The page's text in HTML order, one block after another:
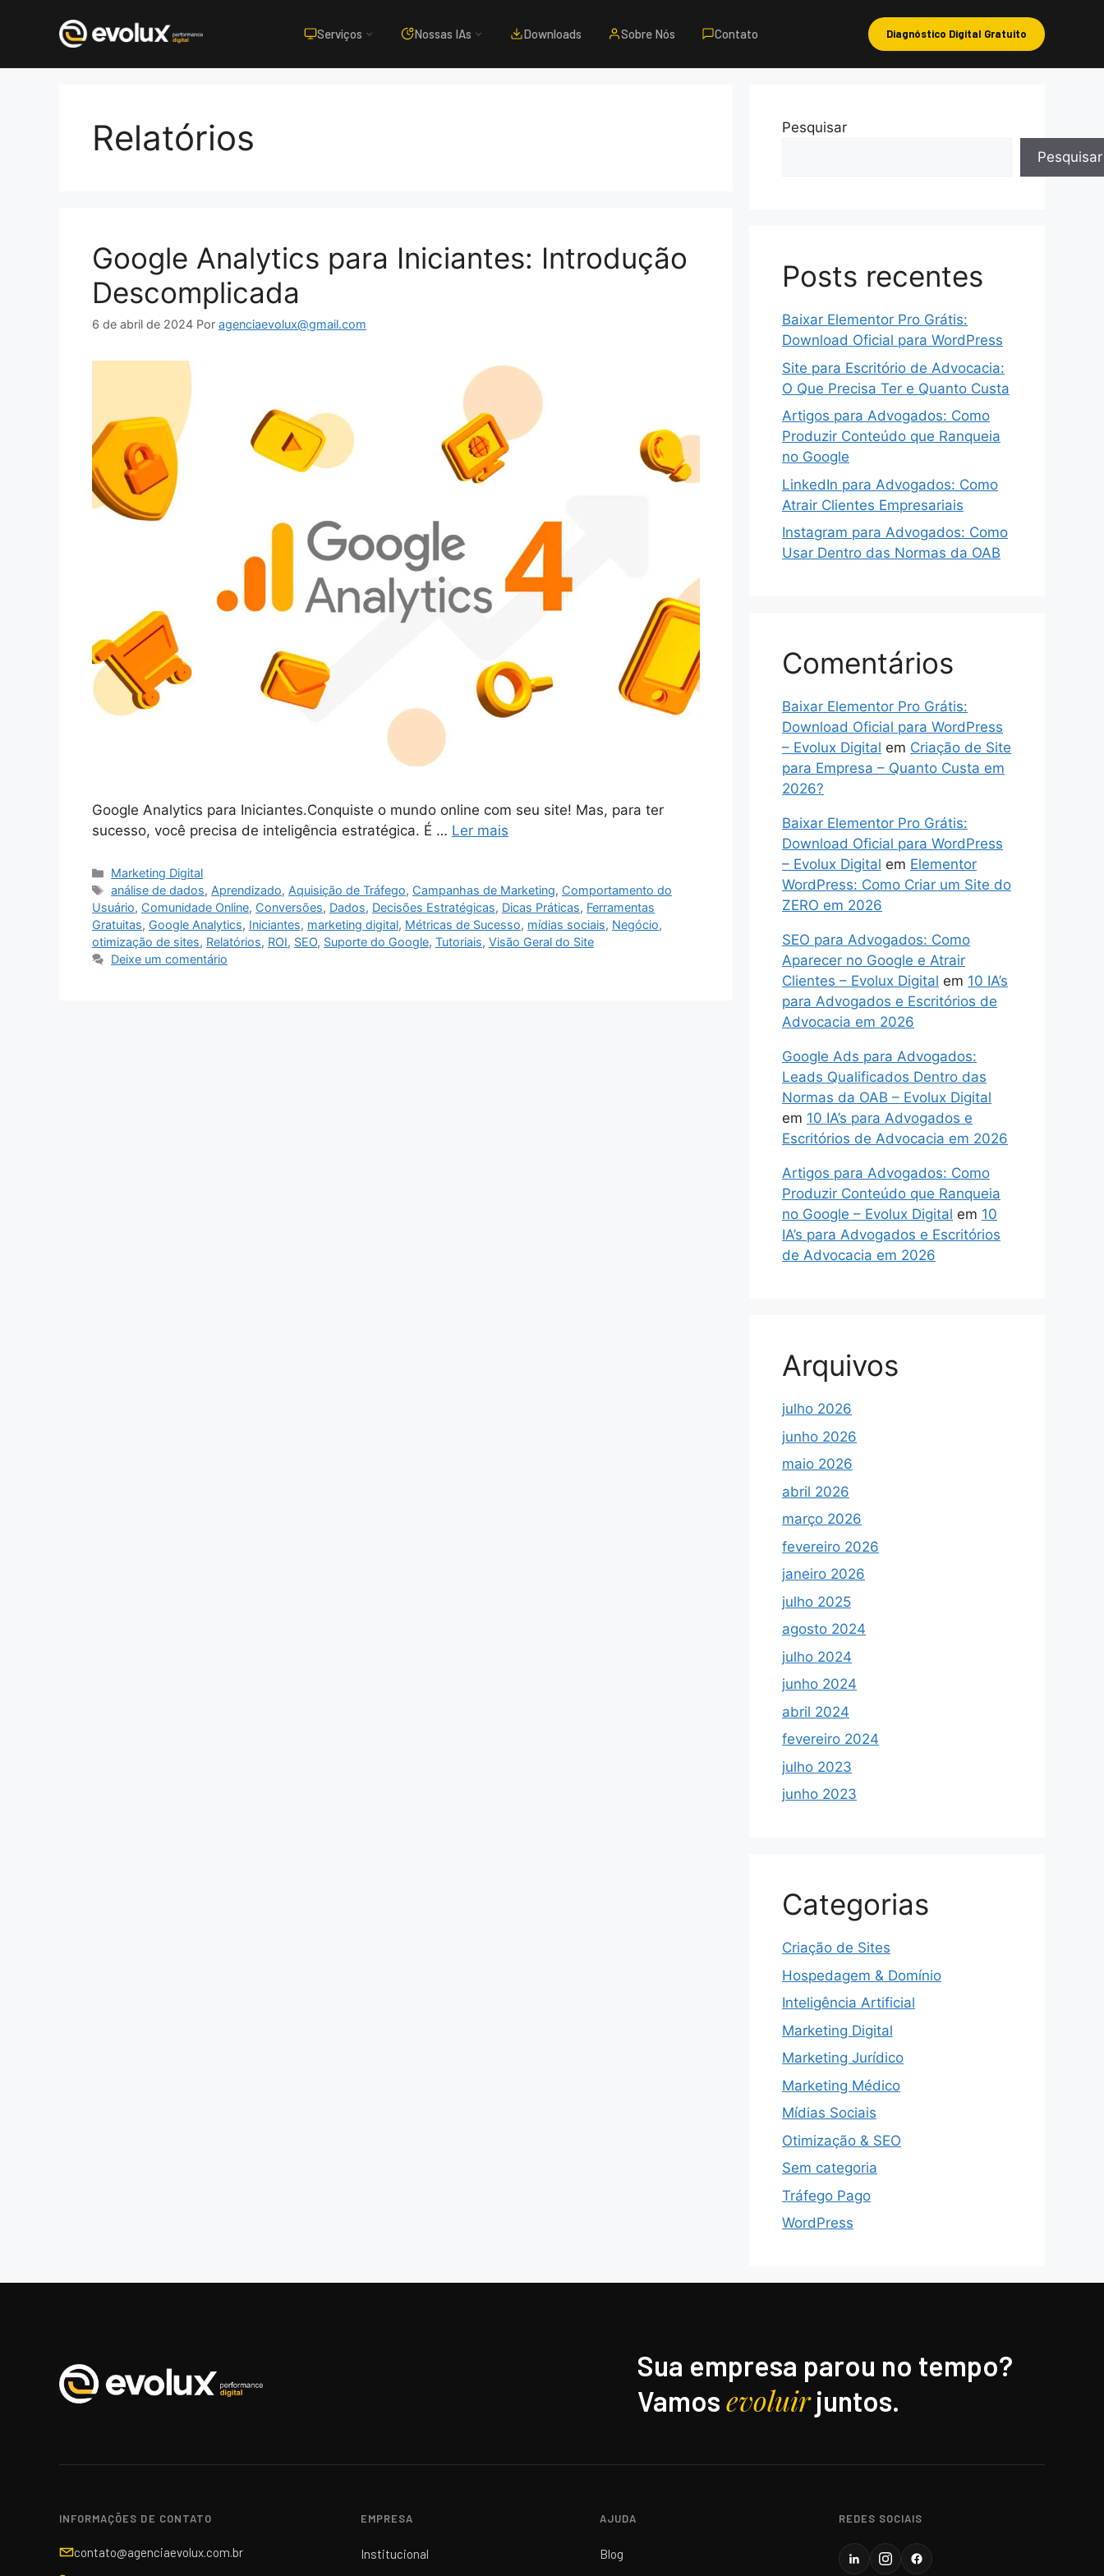
Serviços Nossas IAs Downloads Sobre Nós Contato Diagnóstico Digital Gratuito
Relatórios
Google Analytics para Iniciantes: Introdução
Descomplicada
6 de abril de 2024 Por agenciaevolux@gmail.com
Google Analytics para Iniciantes.Conquiste o mundo online com seu site! Mas, para ter
sucesso, você precisa de inteligência estratégica. É … Ler mais
Categorias
Marketing Digital
Tags
análise de dados,Aprendizado,Aquisição de Tráfego, Campanhas de Marketing, Comportamento do
Usuário, Comunidade Online, Conversões, Dados, Decisões Estratégicas, Dicas Práticas, Ferramentas
Gratuitas, Google Analytics, Iniciantes, marketing digital, Métricas de Sucesso, mídias sociais, Negócio,
otimização de sites, Relatórios, ROI, SEO, Suporte do Google, Tutoriais, Visão Geral do Site
Deixe um comentário
Pesquisar
Pesquisar
Posts recentes
Baixar Elementor Pro Grátis:
Download Oficial para WordPress
Site para Escritório de Advocacia:
O Que Precisa Ter e Quanto Custa
Artigos para Advogados: Como
Produzir Conteúdo que Ranqueia
no Google
LinkedIn para Advogados: Como
Atrair Clientes Empresariais
Instagram para Advogados: Como
Usar Dentro das Normas da OAB
Comentários
Baixar Elementor Pro Grátis:
Download Oficial para WordPress
– Evolux Digital em Criação de Site
para Empresa – Quanto Custa em
2026?
Baixar Elementor Pro Grátis:
Download Oficial para WordPress
– Evolux Digital em Elementor
WordPress: Como Criar um Site do
ZERO em 2026
SEO para Advogados: Como
Aparecer no Google e Atrair
Clientes – Evolux Digital em 10 IA’s
para Advogados e Escritórios de
Advocacia em 2026
Google Ads para Advogados:
Leads Qualificados Dentro das
Normas da OAB – Evolux Digital
em 10 IA’s para Advogados e
Escritórios de Advocacia em 2026
Artigos para Advogados: Como
Produzir Conteúdo que Ranqueia
no Google – Evolux Digital em 10
IA’s para Advogados e Escritórios
de Advocacia em 2026
Arquivos
julho 2026
junho 2026
maio 2026
abril 2026
março 2026
fevereiro 2026
janeiro 2026
julho 2025
agosto 2024
julho 2024
junho 2024
abril 2024
fevereiro 2024
julho 2023
junho 2023
Categorias
Criação de Sites
Hospedagem & Domínio
Inteligência Artificial
Marketing Digital
Marketing Jurídico
Marketing Médico
Mídias Sociais
Otimização & SEO
Sem categoria
Tráfego Pago
WordPress
Sua empresa parou no tempo?
Vamosevoluirjuntos.
INFORMAÇÕES DE CONTATO
contato@agenciaevolux.com.br
EMPRESA
Institucional
AJUDA
Blog
REDES SOCIAIS